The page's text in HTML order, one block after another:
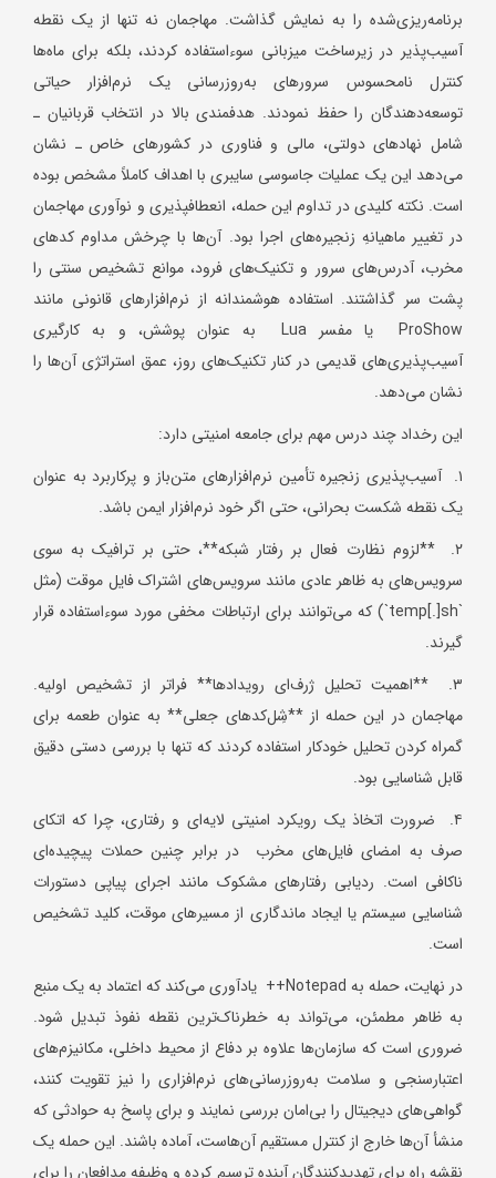
برنامه‌ریزی‌شده را به نمایش گذاشت. مهاجمان نه تنها از یک نقطه
آسیب‌پذیر در زیرساخت میزبانی سوءاستفاده کردند، بلکه برای ماه‌ها
کنترل نامحسوس سرورهای به‌روزرسانی یک نرم‌افزار حیاتی
توسعه‌دهندگان را حفظ نمودند. هدفمندی بالا در انتخاب قربانیان ـ
شامل نهادهای دولتی، مالی و فناوری در کشورهای خاص ـ نشان
می‌دهد این یک عملیات جاسوسی سایبری با اهداف کاملاً مشخص بوده
است. نکته کلیدی در تداوم این حمله، انعطافپذیری و نوآوری مهاجمان
در تغییر ماهیانهِ زنجیره‌های اجرا بود. آن‌ها با چرخش مداوم کدهای
مخرب، آدرس‌های سرور و تکنیک‌های فرود، موانع تشخیص سنتی را
پشت سر گذاشتند. استفاده هوشمندانه از نرم‌افزارهای قانونی مانند
ProShow یا مفسر Lua به عنوان پوشش، و به کارگیری
آسیب‌پذیری‌های قدیمی در کنار تکنیک‌های روز، عمق استراتژی آن‌ها را
نشان می‌دهد.
این رخداد چند درس مهم برای جامعه امنیتی دارد:
۱. آسیب‌پذیری زنجیره تأمین نرم‌افزارهای متن‌باز و پرکاربرد به عنوان
یک نقطه شکست بحرانی، حتی اگر خود نرم‌افزار ایمن باشد.
۲. **لزوم نظارت فعال بر رفتار شبکه**، حتی بر ترافیک به سوی
سرویس‌های به ظاهر عادی مانند سرویس‌های اشتراک فایل موقت (مثل
`temp[.]sh`) که می‌توانند برای ارتباطات مخفی مورد سوءاستفاده قرار
گیرند.
۳. **اهمیت تحلیل ژرف‌ای رویدادها** فراتر از تشخیص اولیه.
مهاجمان در این حمله از **شِل‌کدهای جعلی** به عنوان طعمه برای
گمراه کردن تحلیل خودکار استفاده کردند که تنها با بررسی دستی دقیق
قابل شناسایی بود.
۴. ضرورت اتخاذ یک رویکرد امنیتی لایه‌ای و رفتاری، چرا که اتکای
صرف به امضای فایل‌های مخرب در برابر چنین حملات پیچیده‌ای
ناکافی است. ردیابی رفتارهای مشکوک مانند اجرای پیاپی دستورات
شناسایی سیستم یا ایجاد ماندگاری از مسیرهای موقت، کلید تشخیص
است.
در نهایت، حمله به Notepad++ یادآوری می‌کند که اعتماد به یک منبع
به ظاهر مطمئن، می‌تواند به خطرناک‌ترین نقطه نفوذ تبدیل شود.
ضروری است که سازمان‌ها علاوه بر دفاع از محیط داخلی، مکانیزم‌های
اعتبارسنجی و سلامت به‌روزرسانی‌های نرم‌افزاری را نیز تقویت کنند،
گواهی‌های دیجیتال را بی‌امان بررسی نمایند و برای پاسخ به حوادثی که
منشأ آن‌ها خارج از کنترل مستقیم آن‌هاست، آماده باشند. این حمله یک
نقشه راه برای تهدیدکنندگان آینده ترسیم کرده و وظیفه مدافعان را برای